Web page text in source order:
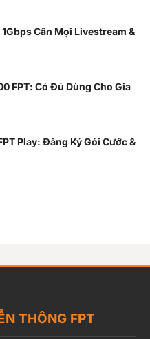
Cân Mọi Livestream &
FPT: Có Đủ Dùng Cho Gia
Play: Đăng Ký Gói Cước &
THÔNG FPT